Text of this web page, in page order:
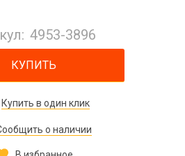
духов
и аромадифузоров
4953-3896
КУПИТЬ
Купить в один клик
о наличии